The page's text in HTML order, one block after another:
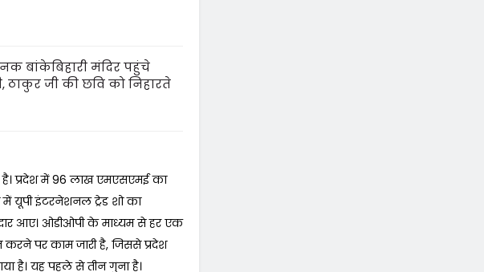
बांकेबिहारी मंदिर पहुंचे
ठाकुर जी की छवि को निहारते
है। प्रदेश में 96 लाख एमएसएमई का
यूपी इंटरनेशनल ट्रेड शो का
आए। ओडीओपी के माध्यम से हर एक
करने पर काम जारी है, जिससे प्रदेश
है। यह पहले से तीन गुना है।